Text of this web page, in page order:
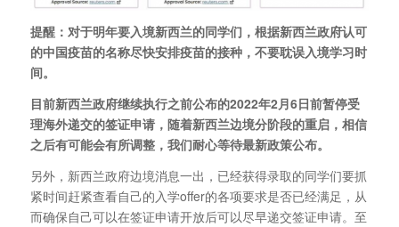
提醒：对于明年要入境新西兰的同学们，根据新西兰政府认可
的中国疫苗的名称尽快安排疫苗的接种，不要耽误入境学习时
间。
目前新西兰政府继续执行之前公布的2022年2月6日前暂停受
理海外递交的签证申请，随着新西兰边境分阶段的重启，相信
之后有可能会有所调整，我们耐心等待最新政策公布。
另外，新西兰政府边境消息一出，已经获得录取的同学们要抓
紧时间赶紧查看自己的入学offer的各项要求是否已经满足，从
而确保自己可以在签证申请开放后可以尽早递交签证申请。至